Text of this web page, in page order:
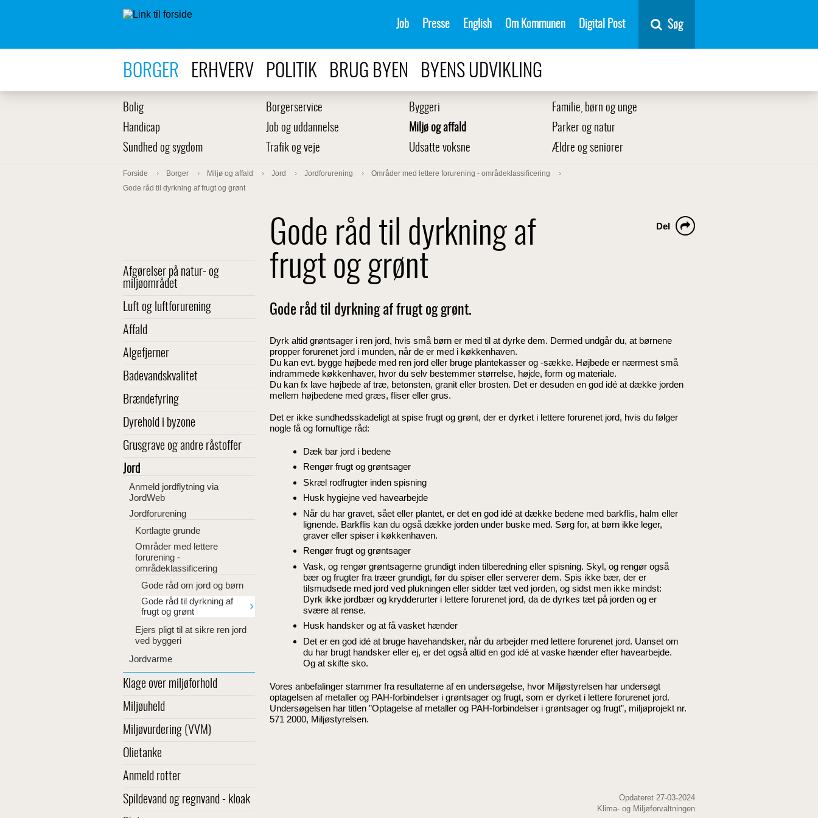
Job Presse English Om Kommunen Digital Post Søg
BORGER ERHVERV POLITIK BRUG BYEN BYENS UDVIKLING
Bolig Borgerservice Byggeri
Familie, børn og unge
Handicap
Job og uddannelse Miljø og affald
Parker og natur
Sundhed og sygdom
Trafik og veje Udsatte voksne Ældre og seniorer
Forside Borger Miljø og affald Jord Jordforurening
Områder med lettere forurening - områdeklassificering
Gode råd til dyrkning af frugt og grønt
Afgørelser på natur- og
miljøområdet
Luft og luftforurening
Affald
Algefjerner
Badevandskvalitet
Brændefyring
Dyrehold i byzone
Grusgrave og andre råstoffer
Jord
Anmeld jordflytning via
JordWeb
Jordforurening
Kortlagte grunde
Områder med lettere
forurening -
områdeklassificering
Gode råd om jord og børn
Gode råd til dyrkning af
frugt og grønt
Ejers pligt til at sikre ren jord
ved byggeri
Jordvarme
Klage over miljøforhold
Miljøuheld
Miljøvurdering (VVM)
Olietanke
Anmeld rotter
Spildevand og regnvand - kloak
Gode råd til dyrkning af
frugt og grønt
Del
Gode råd til dyrkning af frugt og grønt.
Dyrk altid grøntsager i ren jord, hvis små børn er med til at dyrke dem. Dermed undgår du, at børnene
propper forurenet jord i munden, når de er med i køkkenhaven.
Du kan evt. bygge højbede med ren jord eller bruge plantekasser og -sække. Højbede er nærmest små
indrammede køkkenhaver, hvor du selv bestemmer størrelse, højde, form og materiale.
Du kan fx lave højbede af træ, betonsten, granit eller brosten. Det er desuden en god idé at dække jorden
mellem højbedene med græs, fliser eller grus.
Det er ikke sundhedsskadeligt at spise frugt og grønt, der er dyrket i lettere forurenet jord, hvis du følger
nogle få og fornuftige råd:
Dæk bar jord i bedene
Rengør frugt og grøntsager
Skræl rodfrugter inden spisning
Husk hygiejne ved havearbejde
Når du har gravet, sået eller plantet, er det en god idé at dække bedene med barkflis, halm eller
lignende. Barkflis kan du også dække jorden under buske med. Sørg for, at børn ikke leger,
graver eller spiser i køkkenhaven.
Rengør frugt og grøntsager
Vask, og rengør grøntsagerne grundigt inden tilberedning eller spisning. Skyl, og rengør også
bær og frugter fra træer grundigt, før du spiser eller serverer dem. Spis ikke bær, der er
tilsmudsede med jord ved plukningen eller sidder tæt ved jorden, og sidst men ikke mindst:
Dyrk ikke jordbær og krydderurter i lettere forurenet jord, da de dyrkes tæt på jorden og er
svære at rense.
Husk handsker og at få vasket hænder
Det er en god idé at bruge havehandsker, når du arbejder med lettere forurenet jord. Uanset om
du har brugt handsker eller ej, er det også altid en god idé at vaske hænder efter havearbejde.
Og at skifte sko.
Vores anbefalinger stammer fra resultaterne af en undersøgelse, hvor Miljøstyrelsen har undersøgt
optagelsen af metaller og PAH-forbindelser i grøntsager og frugt, som er dyrket i lettere forurenet jord.
Undersøgelsen har titlen ”Optagelse af metaller og PAH-forbindelser i grøntsager og frugt”, miljøprojekt nr.
571 2000, Miljøstyrelsen.
Opdateret 27-03-2024
Klima- og Miljøforvaltningen